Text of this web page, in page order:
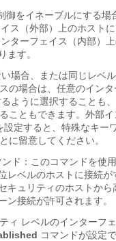
御をイネーブルにする場
ス（外部）上のホスト
ターフェイス（内部）
ます。
場合、または同じレベ
の場合は、任意のイン
ように選択することも
こともできます。外部
設定すると、特殊なキー
に留意してください。
ンド ：このコマンドを使
レベルのホストに接続
キュリティのホストから
ン接続が許可されます。
ィ レベルのインターフ
コマンドが設定で